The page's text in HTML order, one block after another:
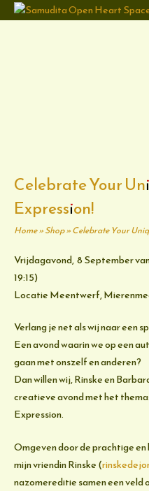
naar
Home
Celebrate Your
Expression!
Home»Shop»Celebrate Your
Vrijdagavond, 8 September
19:15)
Locatie Meentwerf,
Verlang je net als wij naar een
Een avond waarin we op een
gaan met onszelf en anderen?
Dan willen wij, Rinske en
creatieve avond met het
Expression.
Omgeven door de prachtige
mijn vriendin Rinske (
nazomereditie samen een veld